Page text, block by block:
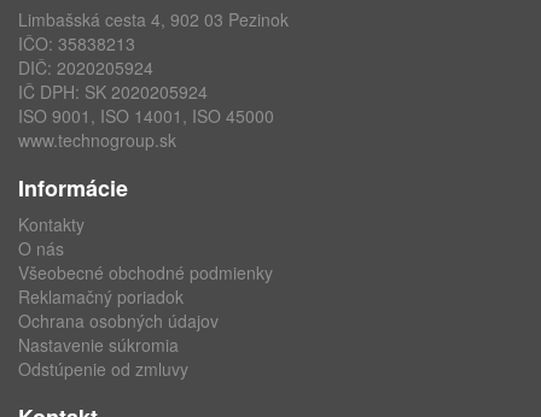
Limbašská cesta 4, 902 03 Pezinok
IČO: 35838213
DIČ: 2020205924
IČ DPH: SK 2020205924
ISO 9001, ISO 14001, ISO 45000
www.technogroup.sk
Informácie
Kontakty
O nás
Všeobecné obchodné podmienky
Reklamačný poriadok
Ochrana osobných údajov
Nastavenie súkromia
Odstúpenie od zmluvy